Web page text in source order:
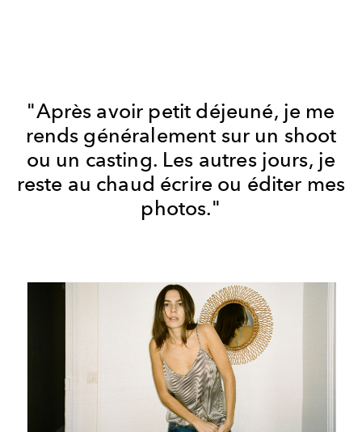
"Après avoir petit déjeuné, je me
rends généralement sur un shoot
ou un casting. Les autres jours, je
reste au chaud écrire ou éditer mes
photos."